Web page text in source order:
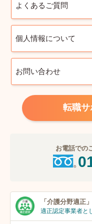
よくあるご質問
個人情報について
お問い合わせ
転職
お電話での
「介護分野適正」
適正認定事業者と